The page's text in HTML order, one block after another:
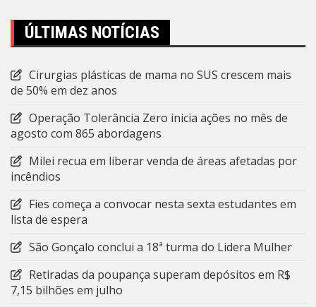
ÚLTIMAS NOTÍCIAS
Cirurgias plásticas de mama no SUS crescem mais
de 50% em dez anos
Operação Tolerância Zero inicia ações no mês de
agosto com 865 abordagens
Milei recua em liberar venda de áreas afetadas por
incêndios
Fies começa a convocar nesta sexta estudantes em
lista de espera
São Gonçalo conclui a 18ª turma do Lidera Mulher
Retiradas da poupança superam depósitos em R$
7,15 bilhões em julho